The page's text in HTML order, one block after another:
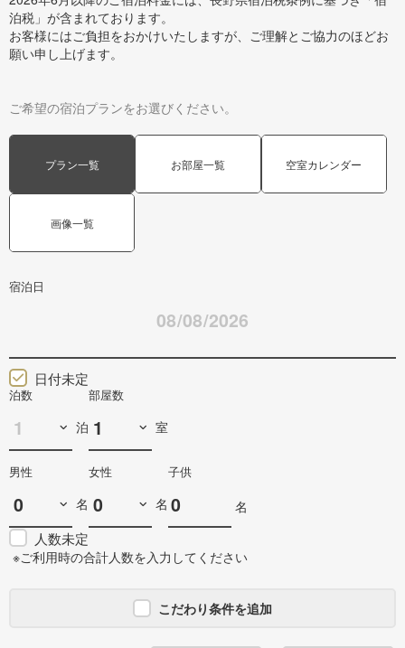
泊税」が含まれております。
お客様にはご負担をおかけいたしますが、ご理解とご協力のほどお
願い申し上げます。
ご希望の宿泊プランをお選びください。
プラン一覧 お部屋一覧 空室カレンダー
画像一覧
宿泊日
日付未定
泊数
泊
部屋数
室
男性
名
女性
名
子供
名
人数未定
※ご利用時の合計人数を入力してください
こだわり条件を追加